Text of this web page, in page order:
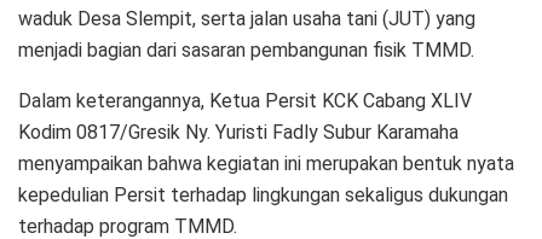
waduk Desa Slempit, serta jalan usaha tani (JUT) yang
menjadi bagian dari sasaran pembangunan fisik TMMD.
Dalam keterangannya, Ketua Persit KCK Cabang XLIV
Kodim 0817/Gresik Ny. Yuristi Fadly Subur Karamaha
menyampaikan bahwa kegiatan ini merupakan bentuk nyata
kepedulian Persit terhadap lingkungan sekaligus dukungan
terhadap program TMMD.